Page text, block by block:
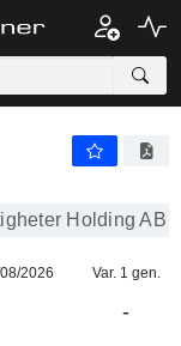
Holding AB
2026 Var. 1 gen.
-